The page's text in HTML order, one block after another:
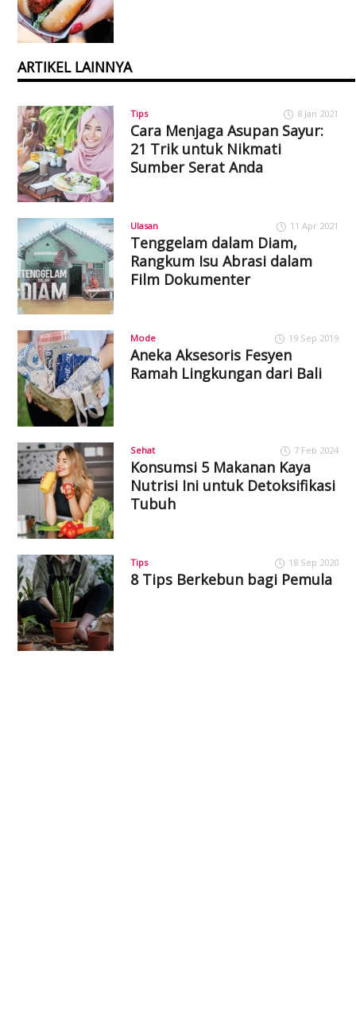
ARTIKEL LAINNYA
Tips 8 Jan 2021
Cara Menjaga Asupan Sayur:
21 Trik untuk Nikmati
Sumber Serat Anda
Ulasan 11 Apr 2021
Tenggelam dalam Diam,
Rangkum Isu Abrasi dalam
Film Dokumenter
Mode 19 Sep 2019
Aneka Aksesoris Fesyen
Ramah Lingkungan dari Bali
Sehat 7 Feb 2024
Konsumsi 5 Makanan Kaya
Nutrisi Ini untuk Detoksifikasi
Tubuh
Tips 18 Sep 2020
8 Tips Berkebun bagi Pemula